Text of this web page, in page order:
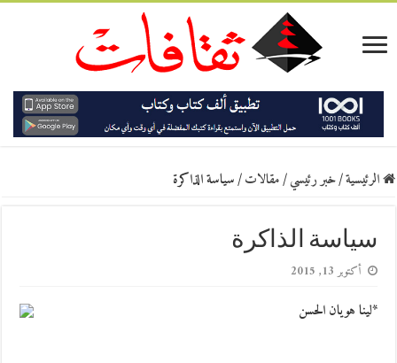
الرئيسية/خبر رئيسي/مقالات/سياسة الذاكرة
سياسة الذاكرة
أكتوبر 13, 2015
*لينا هويان الحسن